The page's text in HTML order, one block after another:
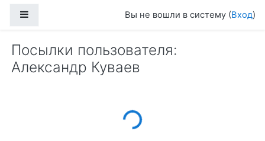
Вы не вошли в систему (Вход)
Посылки пользователя:
Александр Куваев
Loading...